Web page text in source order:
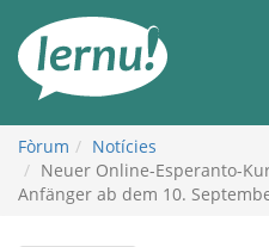
contingut
Fòrum
Notícies
Neuer Online-Esperanto-
Anfänger ab dem 10.